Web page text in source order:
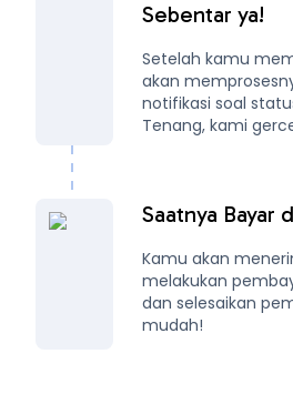
Sebentar ya!
Setelah kamu
akan
notifikasi soal
Tenang, kami
Saatnya Bayar
Kamu akan
melakukan
dan selesaikan
mudah!